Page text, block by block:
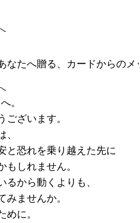
なたへ贈る、カードからの
。
ございます。
、
と恐れを乗り越えた先に
もしれません。
るから動くよりも、
みませんか。
めに。